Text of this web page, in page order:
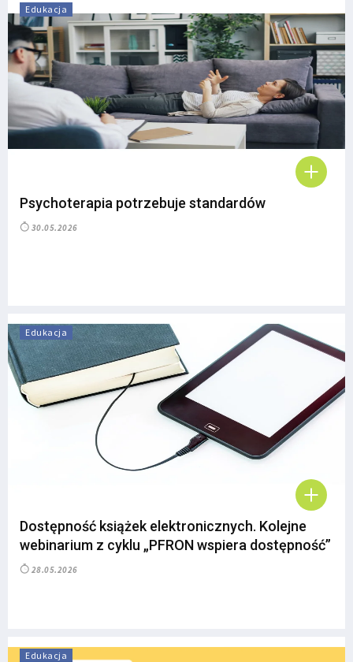
Edukacja
Psychoterapia potrzebuje standardów
30.05.2026
Edukacja
Dostępność książek elektronicznych. Kolejne
webinarium z cyklu „PFRON wspiera dostępność”
28.05.2026
Edukacja